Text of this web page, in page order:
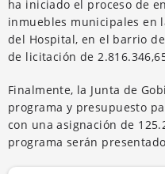
ha iniciado el proceso de
inmuebles municipales en
del Hospital, en el barrio
de licitación de
Finalmente, la Junta de
programa y presupuesto
con una asignación de
programa serán